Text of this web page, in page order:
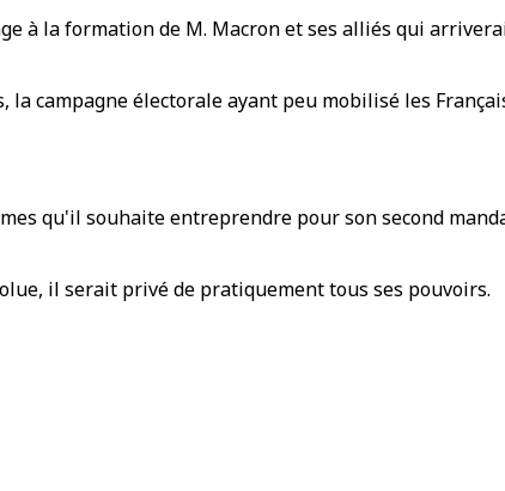
à la formation de M. Macron et ses alliés qui
campagne électorale ayant peu mobilisé les
qu'il souhaite entreprendre pour son second
il serait privé de pratiquement tous ses pouvoirs.